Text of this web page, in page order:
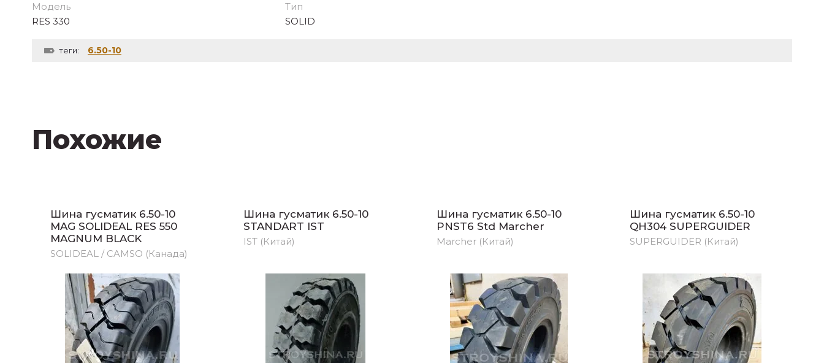
Модель
RES 330
Тип
SOLID
теги: 6.50-10
Похожие
Шина гусматик 6.50-10
MAG SOLIDEAL RES 550
MAGNUM BLACK
SOLIDEAL / CAMSO (Канада)
Шина гусматик 6.50-10
STANDART IST
IST (Китай)
Шина гусматик 6.50-10
PNST6 Std Marcher
Marcher (Китай)
Шина гусматик 6.50-10
QH304 SUPERGUIDER
SUPERGUIDER (Китай)